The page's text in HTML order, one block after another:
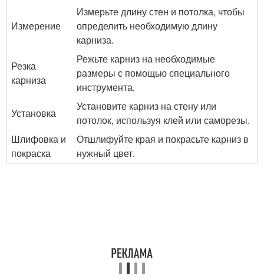
Измерение
Измерьте длину стен и потолка, чтобы
определить необходимую длину
карниза.
Резка
карниза
Режьте карниз на необходимые
размеры с помощью специального
инструмента.
Установка
Установите карниз на стену или
потолок, используя клей или саморезы.
Шлифовка и
покраска
Отшлифуйте края и покрасьте карниз в
нужный цвет.